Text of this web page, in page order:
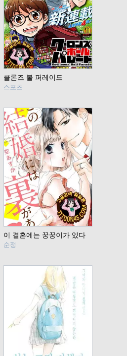
클론즈 볼 퍼레이드
스포츠
이 결혼에는 꿍꿍이가 있다
순정